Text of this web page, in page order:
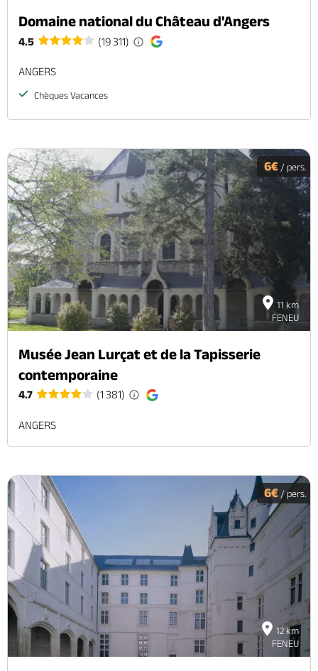
Domaine national du Château d'Angers
4.5 (19 311)
ANGERS
Chèques Vacances
11 km
FENEU
6€ / pers.
Musée Jean Lurçat et de la Tapisserie
contemporaine
4.7 (1 381)
ANGERS
12 km
FENEU
6€ / pers.